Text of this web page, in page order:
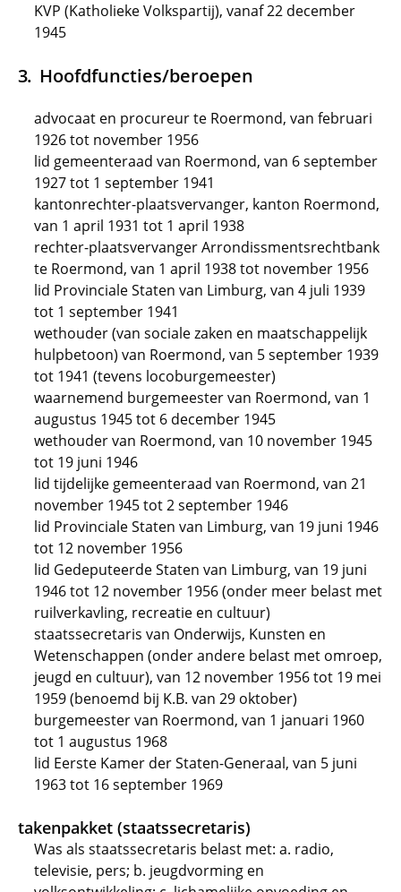
KVP (Katholieke Volkspartij), vanaf 22 december
1945
Hoofdfuncties/beroepen
advocaat en procureur te Roermond, van februari
1926 tot november 1956
lid gemeenteraad van Roermond, van 6 september
1927 tot 1 september 1941
kantonrechter-plaatsvervanger, kanton Roermond,
van 1 april 1931 tot 1 april 1938
rechter-plaatsvervanger Arrondissmentsrechtbank
te Roermond, van 1 april 1938 tot november 1956
lid Provinciale Staten van Limburg, van 4 juli 1939
tot 1 september 1941
wethouder (van sociale zaken en maatschappelijk
hulpbetoon) van Roermond, van 5 september 1939
tot 1941 (tevens locoburgemeester)
waarnemend burgemeester van Roermond, van 1
augustus 1945 tot 6 december 1945
wethouder van Roermond, van 10 november 1945
tot 19 juni 1946
lid tijdelijke gemeenteraad van Roermond, van 21
november 1945 tot 2 september 1946
lid Provinciale Staten van Limburg, van 19 juni 1946
tot 12 november 1956
lid Gedeputeerde Staten van Limburg, van 19 juni
1946 tot 12 november 1956 (onder meer belast met
ruilverkavling, recreatie en cultuur)
staatssecretaris van Onderwijs, Kunsten en
Wetenschappen (onder andere belast met omroep,
jeugd en cultuur), van 12 november 1956 tot 19 mei
1959 (benoemd bij K.B. van 29 oktober)
burgemeester van Roermond, van 1 januari 1960
tot 1 augustus 1968
lid Eerste Kamer der Staten-Generaal, van 5 juni
1963 tot 16 september 1969
takenpakket (staatssecretaris)
Was als staatssecretaris belast met: a. radio,
televisie, pers; b. jeugdvorming en